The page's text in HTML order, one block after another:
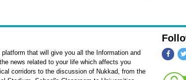
that will give you all the Information and
news related to your life which affects you
corridors to the discussion of Nukkad, from the